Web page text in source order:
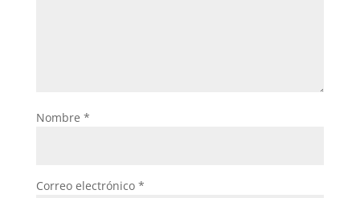
Nombre *
Correo electrónico *